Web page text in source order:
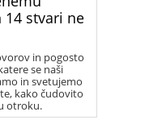
14 stvari ne
in pogosto
se naši
in svetujemo
kako čudovito
otroku.